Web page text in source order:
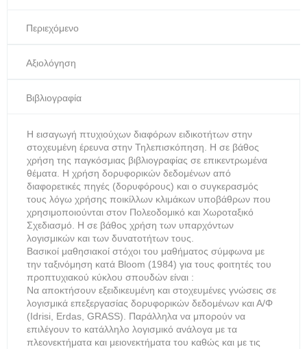
Περιεχόμενο
Αξιολόγηση
Βιβλιογραφία
Η εισαγωγή πτυχιούχων διαφόρων ειδικοτήτων στην
στοχευμένη έρευνα στην Τηλεπισκόπηση. Η σε βάθος
χρήση της παγκόσμιας βιβλιογραφίας σε επικεντρωμένα
θέματα. Η χρήση δορυφορικών δεδομένων από
διαφορετικές πηγές (δορυφόρους) και ο συγκερασμός
τους λόγω χρήσης ποικίλλων κλιμάκων υποβάθρων που
χρησιμοποιούνται στον Πολεοδομικό και Χωροταξικό
Σχεδιασμό. Η σε βάθος χρήση των υπαρχόντων
λογισμικών και των δυνατοτήτων τους.
Βασικοί μαθησιακοί στόχοι του μαθήματος σύμφωνα με
την ταξινόμηση κατά Bloom (1984) για τους φοιτητές του
προπτυχιακού κύκλου σπουδών είναι :
Να αποκτήσουν εξειδικευμένη και στοχευμένες γνώσεις σε
λογισμικά επεξεργασίας δορυφορικών δεδομένων και Α/Φ
(Idrisi, Erdas, GRASS). Παράλληλα να μπορούν να
επιλέγουν το κατάλληλο λογισμικό ανάλογα με τα
πλεονεκτήματα και μειονεκτήματα του καθώς και με τις